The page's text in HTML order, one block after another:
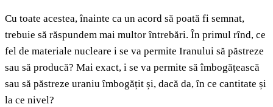
Cu toate acestea, înainte ca un acord să poată fi semnat,
trebuie să răspundem mai multor întrebări. În primul rînd, ce
fel de materiale nucleare i se va permite Iranului să păstreze
sau să producă? Mai exact, i se va permite să îmbogățească
sau să păstreze uraniu îmbogățit și, dacă da, în ce cantitate și
la ce nivel?